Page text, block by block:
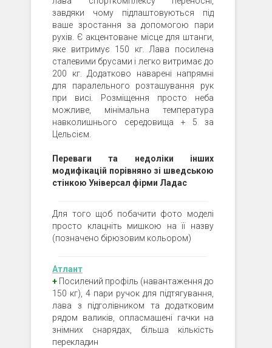
завдяки чому підлаштовуються під
ваше зростання за допомогою пари
рухів. Є акцентоване місце для штанги,
яке витримує 150 кг. Лава посилена
сталевими брусами і легко витримає до
200 кг. Додатково наварені напрямні
для паралельного розташування рук
при висі. Розміщення просто неба
можливе, мінімальна температура
навколишнього середовища + 5 за
Цельсієм.
Переваги та недоліки інших
модифікацій порівняно зі шведською
стінкою Універсал фірми Ладас
Для того щоб побачити фото моделі
просто клацніть мишкою на її назву
(позначено бірюзовим кольором)
Атлант
+ Посилений профіль (навантаження до
150 кг), 4 пари ручок для підтягування,
лава з підголівником та додатковим
рядом валиків, опласмашені гачки на
знімних снарядах, більша кількість
перекладин